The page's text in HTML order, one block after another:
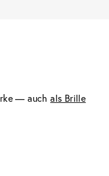
— auchals Brille